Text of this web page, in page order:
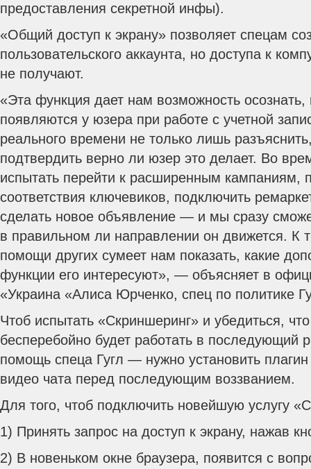
предоставления секретной инфы).
«Общий доступ к экрану» позволяет спецам
пользовательского аккаунта, но доступа к
не получают.
«Эта функция дает нам возможность осознать,
появляются у юзера при работе с учетной
реального времени не только лишь
подтвердить верно ли юзер это делает. Во
испытать перейти к расширенным кампаниям,
соответствия ключевиков, подключить
сделать новое объявление — и мы сразу
в правильном ли направлении он движется. К
помощи других сумеет нам показать, какие
функции его интересуют», — объясняет в
«Украина «Алиса Юрченко, спец по политике
Чтоб испытать «Скриншеринг» и убедиться,
бесперебойно будет работать в последующий
помощь спеца Гугл — нужно установить плагин
видео чата перед последующим воззванием.
Для того, чтоб подключить новейшую услугу
1) Принять запрос на доступ к экрану, нажав
2) В новеньком окне браузера, появится с